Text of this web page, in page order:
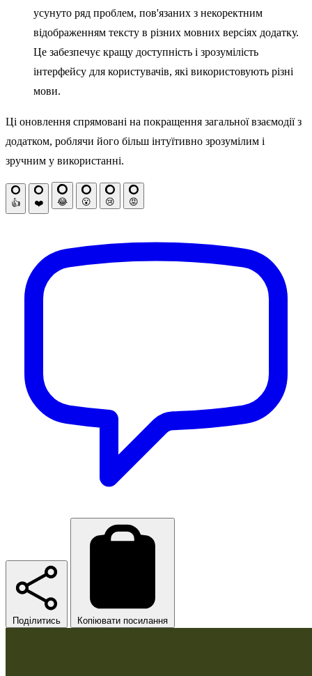
усунуто ряд проблем, пов'язаних з некоректним
відображенням тексту в різних мовних версіях додатку.
Це забезпечує кращу доступність і зрозумілість
інтерфейсу для користувачів, які використовують різні
мови.
Ці оновлення спрямовані на покращення загальної взаємодії з
додатком, роблячи його більш інтуїтивно зрозумілим і
зручним у використанні.
👍 ❤️ 😂 😮 😢 😡
Поділитись Копіювати посилання